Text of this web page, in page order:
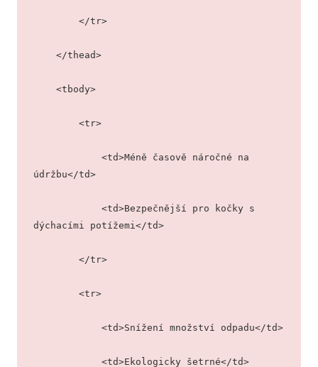
        </tr>
    </thead>
    <tbody>
        <tr>
údržbu</td>
dýchacími potížemi</td>
        </tr>
        <tr>
            <td>Snížení množství odpadu</td>
            <td>Ekologicky šetrné</td>